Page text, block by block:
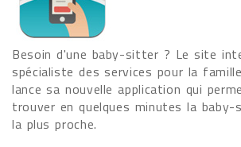
Besoin d'une baby-sitter ? Le site
spécialiste des services pour la
lance sa nouvelle application qui
trouver en quelques minutes la
la plus proche.